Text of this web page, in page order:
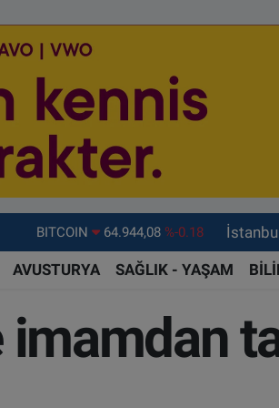
DOLAR 47,7436 %0.18
EURO
55,2510 %0.32
GRAM ALTIN
6660.55
%0.03
BİST100
13.779
%-14
AVUSTURYA SAĞLIK - YAŞAM
imamdan